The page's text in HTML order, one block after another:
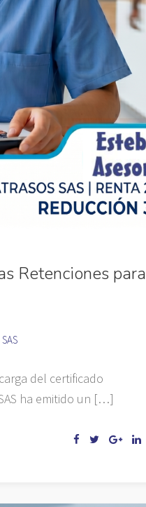
Retenciones para
SAS
del certificado
ha emitido un […]